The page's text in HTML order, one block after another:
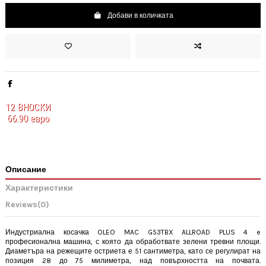
Добави в количката
12 ВНОСКИ
66.90 евро
Описание
Характеристики
Reviews(0)
Индустриална косачка OLEO MAC G53TBX ALLROAD PLUS 4 e
професионална машина, с която да обработвате зелени тревни площи.
Диаметъра на режещите остриета е 51 сантиметра, като се регулират на
позиция 28 до 75 милиметра, над повърхността на почвата.